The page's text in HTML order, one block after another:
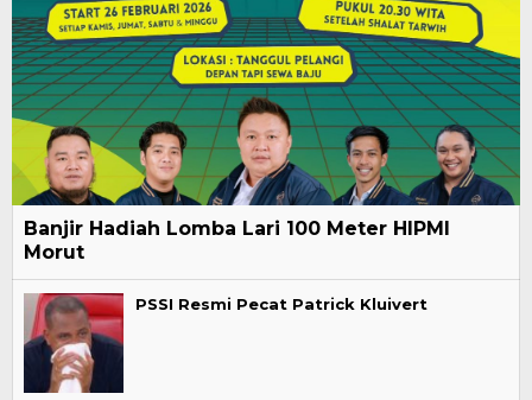
Banjir Hadiah Lomba Lari 100 Meter HIPMI
Morut
PSSI Resmi Pecat Patrick Kluivert